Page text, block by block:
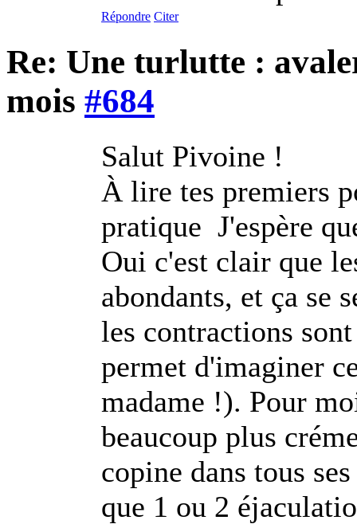
Répondre Citer
Re: Une turlutte :
mois #684
Salut Pivoine !
À lire tes premiers
pratique J'espère
Oui c'est clair que
abondants, et ça se
les contractions
permet d'imaginer
madame !). Pour
beaucoup plus
copine dans tous
que 1 ou 2